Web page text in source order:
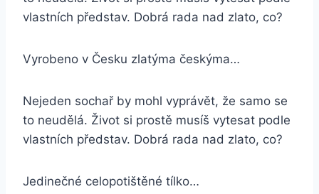
vlastních představ. Dobrá rada nad zlato, co?
Vyrobeno v Česku zlatýma českýma…
Nejeden sochař by mohl vyprávět, že samo se
to neudělá. Život si prostě musíš vytesat podle
vlastních představ. Dobrá rada nad zlato, co?
Jedinečné celopotištěné tílko…